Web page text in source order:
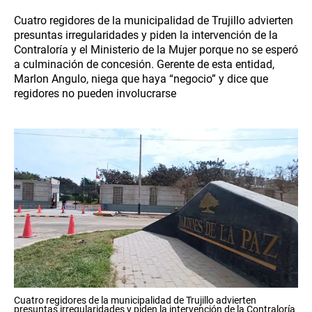
Cuatro regidores de la municipalidad de Trujillo advierten
presuntas irregularidades y piden la intervención de la
Contraloría y el Ministerio de la Mujer porque no se esperó
a culminación de concesión. Gerente de esta entidad,
Marlon Angulo, niega que haya “negocio” y dice que
regidores no pueden involucrarse
Cuatro regidores de la municipalidad de Trujillo advierten
presuntas irregularidades y piden la intervención de la Contraloría